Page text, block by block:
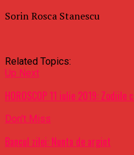
Sorin Rosca Stanescu
Related Topics:
Up Next
HOROSCOP 11 iulie 2019:
Don't Miss
Bancul zilei: Nunta de argint